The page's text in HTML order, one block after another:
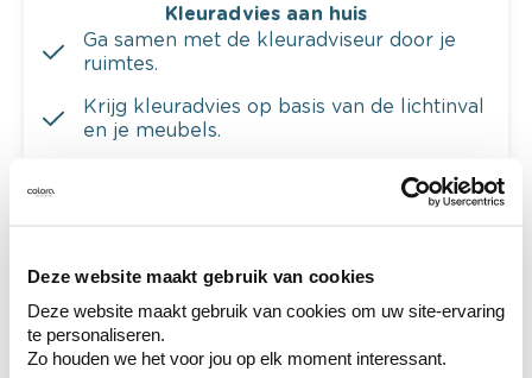
Deze website maakt gebruik van cookies
Deze website maakt gebruik van cookies om uw site-ervaring
te personaliseren.
Zo houden we het voor jou op elk moment interessant.
Kleuradvies aan huis
Ga samen met de kleuradviseur door je
ruimtes.
Krijg kleuradvies op basis van de lichtinval
en je meubels.
Krijg ineens een technologische check-up
Bekijk je kleur in de winkel
Ontdek er kleurechte stalen van je